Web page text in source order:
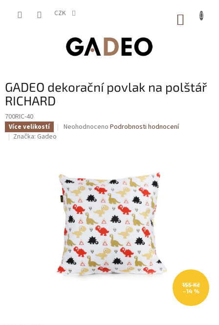
CZK
GADEO dekorační povlak na polštář
RICHARD
700RIC-40
Více velikostí
Průměrné
z
5
hvězdiček.
Neohodnoceno Podrobnosti hodnocení
Značka: Gadeo
155 Kč
–14 %